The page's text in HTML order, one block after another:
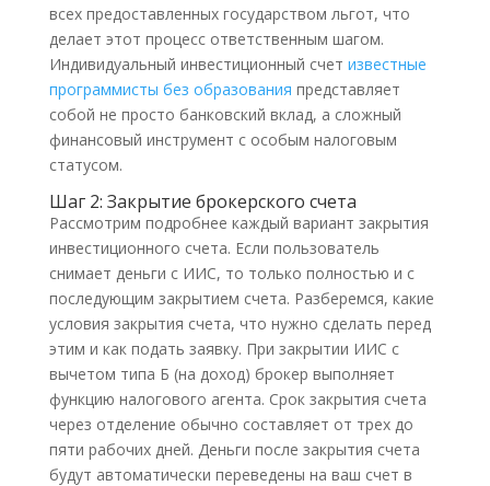
всех предоставленных государством льгот, что
делает этот процесс ответственным шагом.
Индивидуальный инвестиционный счет известные
программисты без образования представляет
собой не просто банковский вклад, а сложный
финансовый инструмент с особым налоговым
статусом.
Шаг 2: Закрытие брокерского счета
Рассмотрим подробнее каждый вариант закрытия
инвестиционного счета. Если пользователь
снимает деньги с ИИС, то только полностью и с
последующим закрытием счета. Разберемся, какие
условия закрытия счета, что нужно сделать перед
этим и как подать заявку. При закрытии ИИС с
вычетом типа Б (на доход) брокер выполняет
функцию налогового агента. Срок закрытия счета
через отделение обычно составляет от трех до
пяти рабочих дней. Деньги после закрытия счета
будут автоматически переведены на ваш счет в